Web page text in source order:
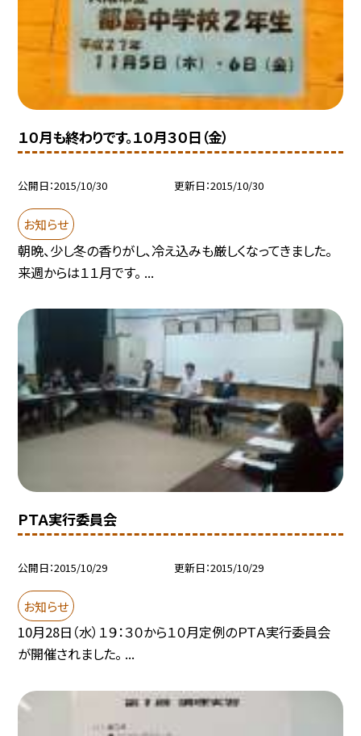
１０月も終わりです。１０月３０日（金）
公開日 2015/10/30 更新日 2015/10/30
お知らせ
朝晩、少し冬の香りがし、冷え込みも厳しくなってきました。
来週からは１１月です。 ...
ＰＴＡ実行委員会
公開日 2015/10/29 更新日 2015/10/29
お知らせ
10月28日（水）１９：３０から１０月定例のＰＴＡ実行委員会
が開催されました。 ...